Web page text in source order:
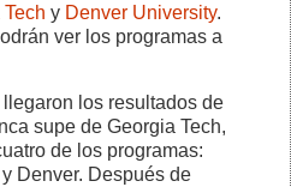
y Denver University.
ver los programas a
los resultados de
supe de Georgia Tech,
de los programas:
Denver. Después de